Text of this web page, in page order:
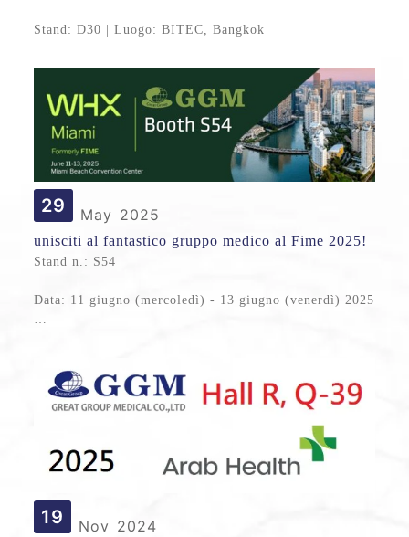
Stand: D30 | Luogo: BITEC, Bangkok
29 May 2025
unisciti al fantastico gruppo medico al Fime 2025!
Stand n.: S54
Data: 11 giugno (mercoledì) - 13 giugno (venerdì) 2025
19 Nov 2024